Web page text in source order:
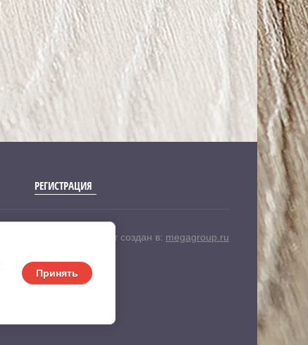
РЕГИСТРАЦИЯ
Сайт создан в: megagroup.ru
Принять